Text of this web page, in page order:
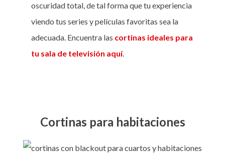
oscuridad total, de tal forma que tu experiencia
viendo tus series y películas favoritas sea la
adecuada. Encuentra las cortinas ideales para
tu sala de televisión aquí.
Cortinas para habitaciones